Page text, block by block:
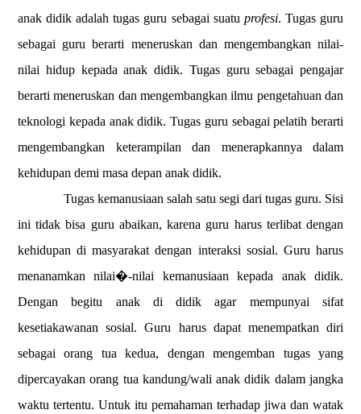
anak didik adalah tugas guru sebagai suatu profesi. Tugas guru
sebagai guru berarti meneruskan dan mengembangkan nilai-
nilai hidup kepada anak didik. Tugas guru sebagai pengajar
berarti meneruskan dan mengembangkan ilmu pengetahuan dan
teknologi kepada anak didik. Tugas guru sebagai pelatih berarti
mengembangkan keterampilan dan menerapkannya dalam
kehidupan demi masa depan anak didik.
Tugas kemanusiaan salah satu segi dari tugas guru. Sisi
ini tidak bisa guru abaikan, karena guru harus terlibat dengan
kehidupan di masyarakat dengan interaksi sosial. Guru harus
menanamkan nilai�-nilai kemanusiaan kepada anak didik.
Dengan begitu anak di
didik agar mempunyai sifat
kesetiakawanan sosial. Guru harus dapat menempatkan diri
sebagai orang tua kedua, dengan mengemban tugas yang
dipercayakan orang tua kandung/wali anak didik dalam jangka
waktu tertentu. Untuk itu pemahaman terhadap jiwa dan watak